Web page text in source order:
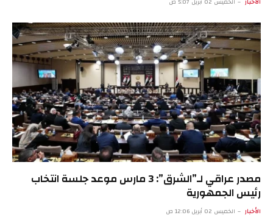
مصدر عراقي لـ”الشرق”: 3 مارس موعد جلسة انتخاب
رئيس الجمهورية
الأخبار الخميس 02 أبريل 12:06 ص